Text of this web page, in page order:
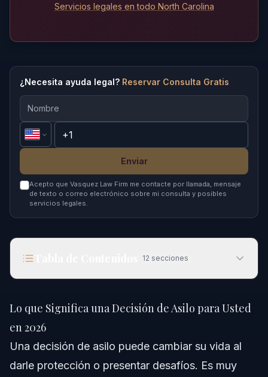
Servicios legales en todo North Carolina
¿Necesita ayuda legal? Reservar Consulta Gratis
Enviar
Acepto que Vasquez Law Firm me contacte por llamada, mensaje
de texto o correo electrónico sobre mi consulta y posibles
servicios legales.
12 secciones
Respuesta Rápida
Comprendiendo Qué Implica una Decisión de
Asilo
Lo que Significa una Decisión de Asilo para Usted
en 2026
Una decisión de asilo puede cambiar su vida al
darle protección o presentar desafíos. Es muy